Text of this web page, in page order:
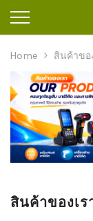
Home สินค้าขอ
สินค้าของเร